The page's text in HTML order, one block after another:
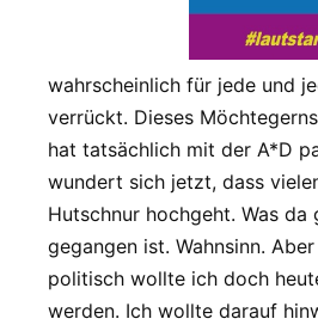
wahrscheinlich für jede und
verrückt. Dieses
hat tatsächlich mit der A*D
wundert sich jetzt, dass
Hutschnur hochgeht. Was da
gegangen ist. Wahnsinn.
politisch wollte ich doch
werden. Ich wollte darauf